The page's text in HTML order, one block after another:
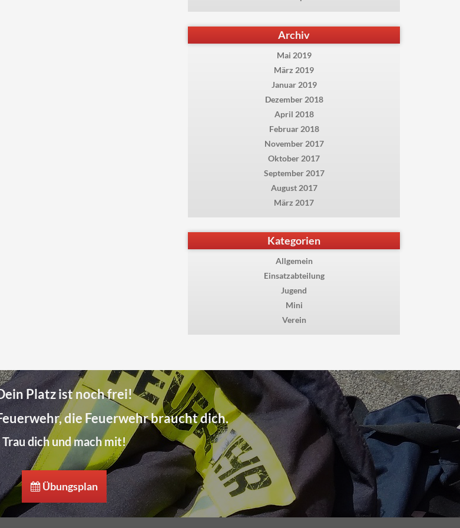
Archiv
Mai 2019
März 2019
Januar 2019
Dezember 2018
April 2018
Februar 2018
November 2017
Oktober 2017
September 2017
August 2017
März 2017
Kategorien
Allgemein
Einsatzabteilung
Jugend
Mini
Verein
Platz ist noch frei!
die Feuerwehr braucht dich.
Trau dich und mach mit!
Übungsplan